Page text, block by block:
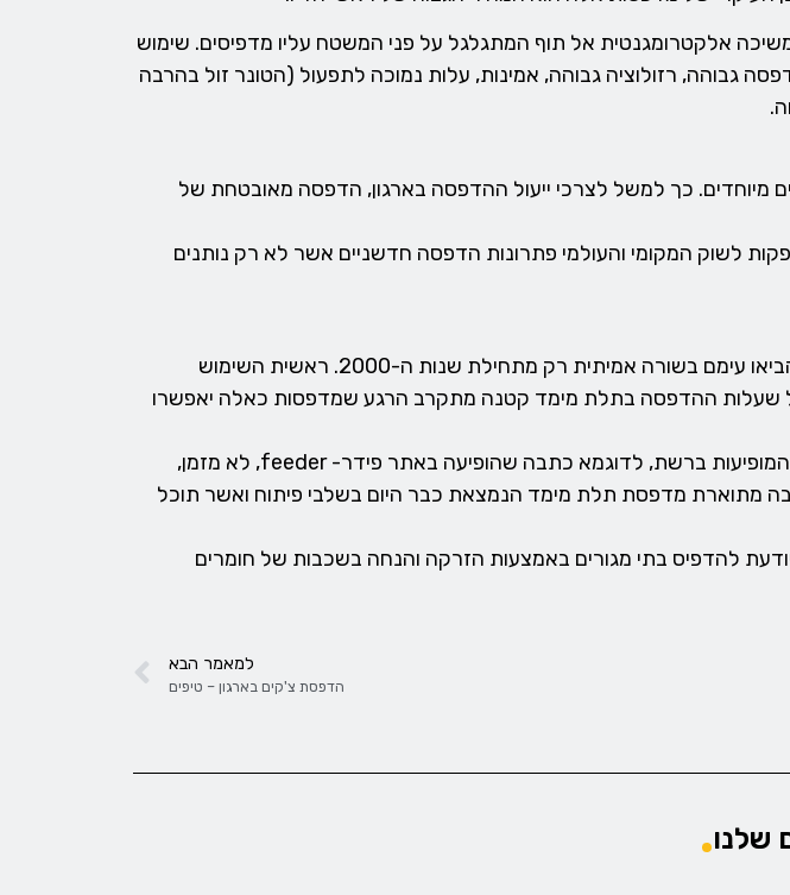
אלקטרומגנטית אל תוף המתגלגל על פני המשטח עליו מדפיסים. שימוש
גבוהה, רזולוציה גבוהה, אמינות, עלות נמוכה לתפעול (הטונר זול בהרבה
כך למשל לצרכי ייעול ההדפסה בארגון, הדפסה מאובטחת של
לשוק המקומי והעולמי פתרונות הדפסה חדשניים אשר לא רק נותנים
מדפסת התלת מימד הראשונה יוצרה בשנת 1983 אולם פריצות דרך בתחום זה הביאו עימם בשורה אמיתית רק מתחילת שנות ה-2000. ראשית השימוש
שעלות ההדפסה בתלת מימד קטנה מתקרב הרגע שמדפסות כאלה יאפשרו
מעתידה הבלתי מוגבל של ההדפסה בתלת מימד אפשר להתרשם מכתבות רבות המופיעות ברשת, לדוגמא כתבה שהופיעה באתר פידר- feeder, לא מזמן,
מדפסת תלת מימד הנמצאת כבר היום בשלבי פיתוח ואשר תוכל
להדפיס בתי מגורים באמצעות הזרקה והנחה בשכבות של חומרים
למאמר הבא
הדפסת צ'קים בארגון – טיפים
שלנו